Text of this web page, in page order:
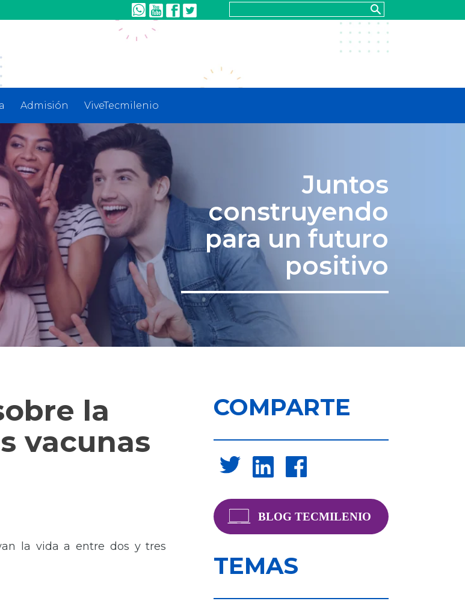
Admisión ViveTecmilenio
Juntos
construyendo
para un futuro
positivo
la
vacunas
la vida a entre dos y tres
COMPARTE
TEMAS